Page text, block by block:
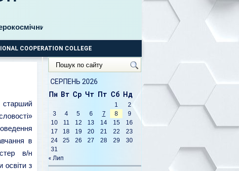
11, бульвар Б. Хмельницького, 30 тел. 063-853-29-69, 063-
COOPERATION COLLEGE
в
в/н
освіти з
Пошук
по
сайту
СЕРПЕНЬ 2026
Пн
Вт Ср Чт Пт Сб Нд
1
2
3
4 5 6 7 8
9
10
11 12 13 14 15
16
17
18 19 20 21 22
23
24
25 26 27 28 29
30
31
« Лип